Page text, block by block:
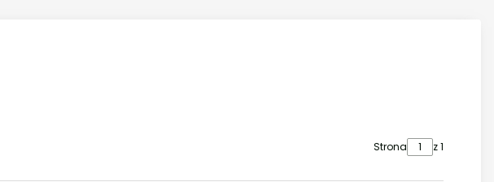
Strona z 1